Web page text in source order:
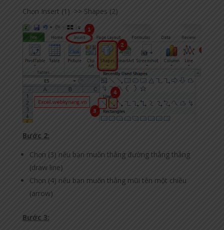
Chọn Insert (1) >> Shapes (2)
Bước 2:
Chọn (3) nếu bạn muốn thẳng đường thẳng thẳng
(draw line)
Chọn (4) nếu bạn muốn thẳng mũi tên một chiều
(arrow)
Bước 3: